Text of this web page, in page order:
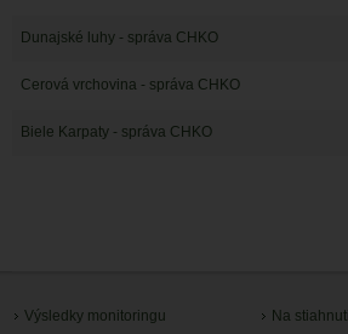
Dunajské luhy - správa CHKO
Cerová vrchovina - správa CHKO
Biele Karpaty - správa CHKO
Výsledky monitoringu
Na